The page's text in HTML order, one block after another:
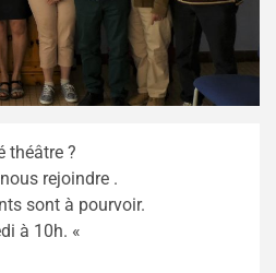
théâtre ?
rejoindre .
sont à pourvoir.
à 10h. «